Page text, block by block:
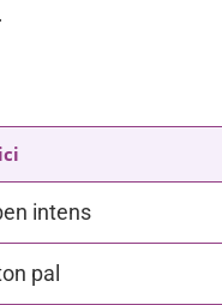
intens
pal